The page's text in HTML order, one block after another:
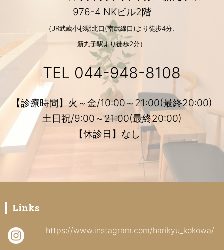
976-4 NKビル2階
（JR武蔵小杉駅北口(南武線口)より徒歩4分、
新丸子駅より徒歩2分）
TEL 044-948-8108
【診療時間】火～金/10:00～21:00(最終20:00)
土日祝/9:00～21:00(最終20:00)
【休診日】なし
Links
https://www.instagram.com/harikyu_kokowa/